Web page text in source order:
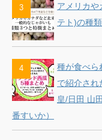
アメリカや
テト)の種
種が食べら
で紹介され
皇/日田 山
番すいか）